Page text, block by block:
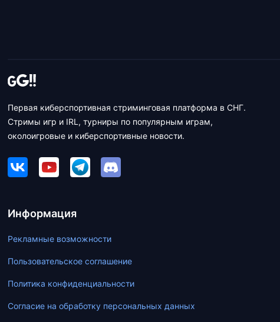
Первая киберспортивная стриминговая платформа в СНГ.
Стримы игр и IRL, турниры по популярным играм,
околоигровые и киберспортивные новости.
Информация
Рекламные возможности
Пользовательское соглашение
Политика конфиденциальности
Согласие на обработку персональных данных